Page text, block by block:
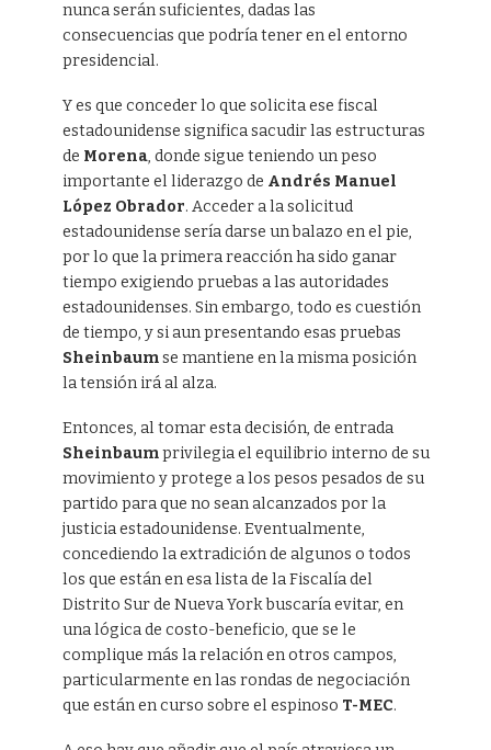
nunca serán suficientes, dadas las
consecuencias que podría tener en el entorno
presidencial.
Y es que conceder lo que solicita ese fiscal
estadounidense significa sacudir las estructuras
de Morena, donde sigue teniendo un peso
importante el liderazgo de Andrés Manuel
López Obrador. Acceder a la solicitud
estadounidense sería darse un balazo en el pie,
por lo que la primera reacción ha sido ganar
tiempo exigiendo pruebas a las autoridades
estadounidenses. Sin embargo, todo es cuestión
de tiempo, y si aun presentando esas pruebas
Sheinbaumse mantiene en la misma posición
la tensión irá al alza.
Entonces, al tomar esta decisión, de entrada
Sheinbaumprivilegia el equilibrio interno de su
movimiento y protege a los pesos pesados de su
partido para que no sean alcanzados por la
justicia estadounidense. Eventualmente,
concediendo la extradición de algunos o todos
los que están en esa lista de la Fiscalía del
Distrito Sur de Nueva York buscaría evitar, en
una lógica de costo-beneficio, que se le
complique más la relación en otros campos,
particularmente en las rondas de negociación
que están en curso sobre el espinoso T-MEC.